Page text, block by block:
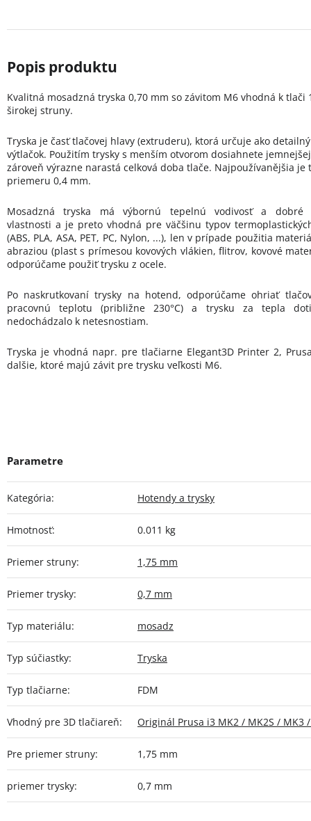
Kvalitná mosadzná tryska 0,70 mm so závitom M6 vhodná k tlači
širokej struny.
Tryska je časť tlačovej hlavy (extruderu), ktorá určuje ako
výtlačok. Použitím trysky s menším otvorom dosiahnete
zároveň výrazne narastá celková doba tlače. Najpoužívanějšia je
priemeru 0,4 mm.
Mosadzná tryska má výbornú tepelnú vodivosť a dobré
vlastnosti a je preto vhodná pre väčšinu typov
(ABS, PLA, ASA, PET, PC, Nylon, ...), len v prípade použitia
abraziou (plast s prímesou kovových vlákien, flitrov, kovové
odporúčame použiť trysku z ocele.
Po naskrutkovaní trysky na hotend, odporúčame ohriať
pracovnú teplotu (približne 230°C) a trysku za tepla
nedochádzalo k netesnostiam.
Tryska je vhodná napr. pre tlačiarne Elegant3D Printer 2,
dalšie, ktoré majú závit pre trysku veľkosti M6.
Kategória: Hotendy a trysky
Hmotnosť: 0.011 kg
Priemer struny: 1,75 mm
Priemer trysky: 0,7 mm
Typ materiálu: mosadz
Typ súčiastky: Tryska
Typ tlačiarne: FDM
Vhodný pre 3D tlačiareň: Originál Prusa i3 MK2 / MK2S / MK3
Pre priemer struny: 1,75 mm
priemer trysky: 0,7 mm